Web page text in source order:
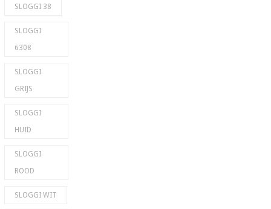
SLOGGI 38
SLOGGI
6308
SLOGGI
GRIJS
SLOGGI
HUID
SLOGGI
ROOD
SLOGGI WIT